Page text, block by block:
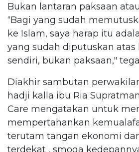
Bukan lantaran paksaan
“Bagi yang sudah
ke Islam, saya harap itu
yang sudah diputuskan atas
sendiri, bukan paksaan,"
Diakhir sambutan
hadji kalla ibu Ria
Care mengatakan untuk
mempertahankan
terutam tangan ekonomi
terdekat , smoga